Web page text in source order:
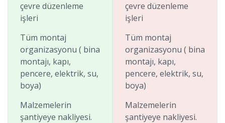
çevre düzenleme
işleri
Tüm montaj
organizasyonu ( bina
montajı, kapı,
pencere, elektrik, su,
boya)
Malzemelerin
şantiyeye nakliyesi.
çevre düzenleme
işleri
Tüm montaj
organizasyonu ( bina
montajı, kapı,
pencere, elektrik, su,
boya)
Malzemelerin
şantiyeye nakliyesi.